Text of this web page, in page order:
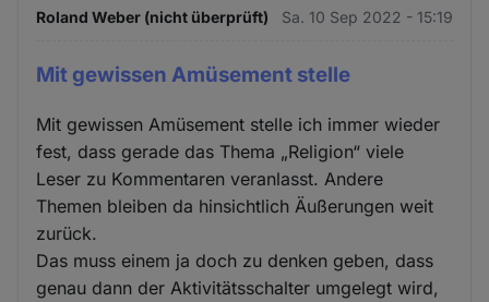
Roland Weber (nicht überprüft) Sa. 10 Sep 2022 - 15:19
Mit gewissen Amüsement stelle
Mit gewissen Amüsement stelle ich immer wieder
fest, dass gerade das Thema „Religion“ viele
Leser zu Kommentaren veranlasst. Andere
Themen bleiben da hinsichtlich Äußerungen weit
zurück.
Das muss einem ja doch zu denken geben, dass
genau dann der Aktivitätsschalter umgelegt wird,